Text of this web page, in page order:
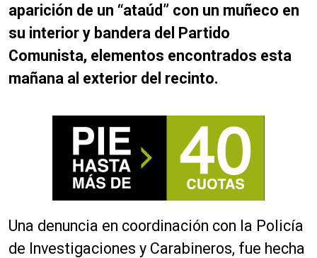
aparición de un “ataúd” con un muñeco en
su interior y bandera del Partido
Comunista, elementos encontrados esta
mañana al exterior del recinto.
Una denuncia en coordinación con la Policía
de Investigaciones y Carabineros, fue hecha